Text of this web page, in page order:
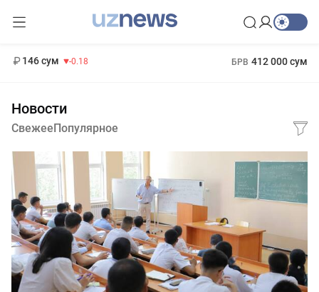
146 сум -0.18 БРВ 412 000 сум
Новости
СвежееПопулярное